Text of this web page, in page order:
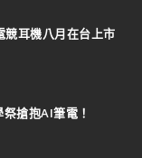
耳機八月在台上市
搶抱AI筆電！